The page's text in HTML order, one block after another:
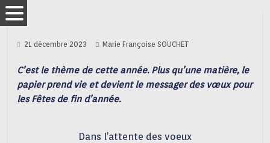
21 décembre 2023 Marie Françoise SOUCHET
C’est le thème de cette année. Plus qu’une matière, le
papier prend vie et devient le messager des vœux pour
les Fêtes de fin d’année.
Dans l’attente des voeux